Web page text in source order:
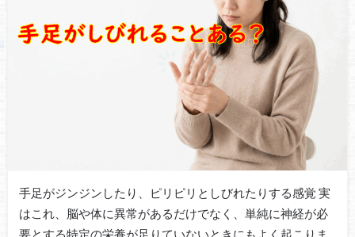
手足がジンジンしたり、ピリピリとしびれたりする感覚 実
はこれ、脳や体に異常があるだけでなく、単純に神経が必
要とする特定の栄養が足りていないときにもよく起こりま